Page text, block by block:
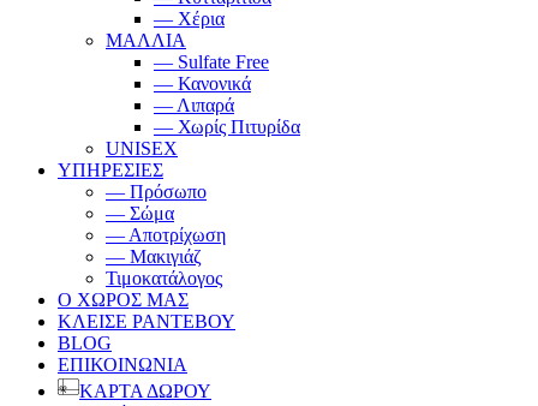
— Χέρια
ΜΑΛΛΙΑ
— Sulfate Free
— Κανονικά
— Λιπαρά
— Χωρίς Πιτυρίδα
UNISEX
ΥΠΗΡΕΣΙΕΣ
— Πρόσωπο
— Σώμα
— Αποτρίχωση
— Μακιγιάζ
Τιμοκατάλογος
Ο ΧΩΡΟΣ ΜΑΣ
ΚΛΕΙΣΕ ΡΑΝΤΕΒΟΥ
BLOG
ΕΠΙΚΟΙΝΩΝΙΑ
ΚΑΡΤΑ ΔΩΡΟΥ